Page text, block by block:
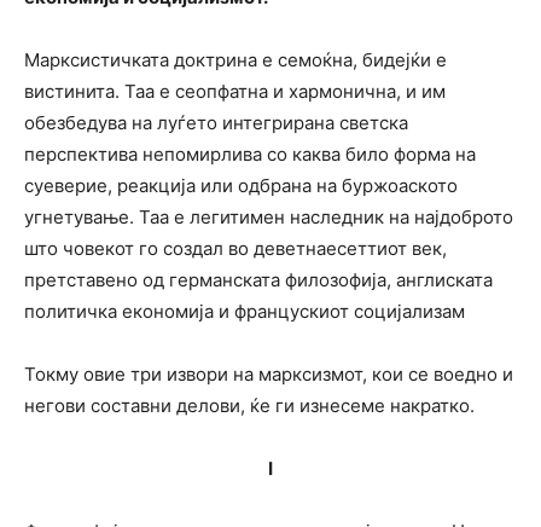
Марксистичката доктрина е семоќна, бидејќи е
вистинита. Таа е сеопфатна и хармонична, и им
обезбедува на луѓето интегрирана светска
перспектива непомирлива со каква било форма на
суеверие, реакција или одбрана на буржоаското
угнетување. Таа е легитимен наследник на најдоброто
што човекот го создал во деветнаесеттиот век,
претставено од германската филозофија, англиската
политичка економија и францускиот социјализам
Токму овие три извори на марксизмот, кои се воедно и
негови составни делови, ќе ги изнесеме накратко.
I